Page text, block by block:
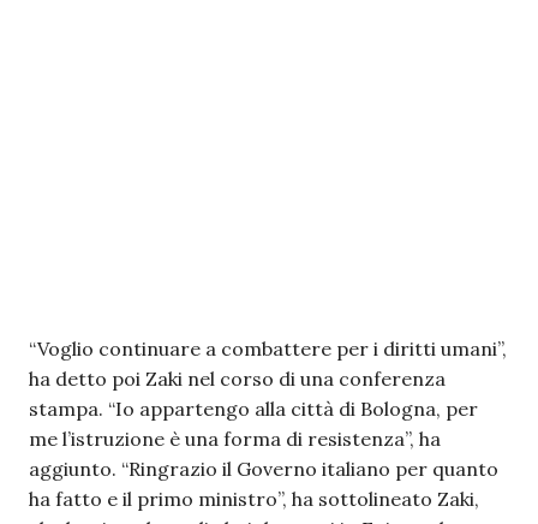
“Voglio continuare a combattere per i diritti umani”,
ha detto poi Zaki nel corso di una conferenza
stampa. “Io appartengo alla città di Bologna, per
me l’istruzione è una forma di resistenza”, ha
aggiunto. “Ringrazio il Governo italiano per quanto
ha fatto e il primo ministro”, ha sottolineato Zaki,